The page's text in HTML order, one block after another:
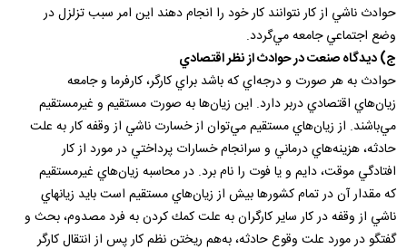
حوادث‌ ناشي‌ از كار نتوانند كار خود را انجام‌ دهند اين‌ امر سبب‌ تزلزل‌ در
وضع‌ اجتماعي‌ جامعه‌ مي‌گردد.
ج) دیدگاه صنعت در حوادث از نظر اقتصادي‌
حوادث‌ به‌ هر صورت‌ و درجه‌اي‌ كه‌ باشد براي‌ كارگر، كارفرما و جامعه‌
زيان‌هاي‌ اقتصادي‌ دربر دارد. اين‌ زيان‌ها به‌ صورت‌ مستقيم‌ و غيرمستقيم‌
مي‌باشند. از زيان‌هاي‌ مستقيم‌ مي‌توان‌ از خسارت‌ ناشي‌ از وقفه‌ كار به‌ علت‌
حادثه‌، هزينه‌هاي‌ درماني‌ و سرانجام‌ خسارات‌ پرداختي‌ در مورد از كار
افتادگي‌ موقت‌، دايم‌ و يا فوت‌ را نام‌ برد. در محاسبه‌ زيان‌هاي‌ غيرمستقيم‌
كه‌ مقدار آن‌ در تمام‌ كشورها بيش‌ از زيان‌هاي‌ مستقيم‌ است‌ بايد زيانهاي‌
ناشي‌ از وقفه‌ در كار ساير كارگران‌ به‌ علت‌ كمك‌ كردن‌ به‌ فرد مصدوم‌، بحث‌ و
گفتگو در مورد علت‌ وقوع‌ حادثه‌، به‌هم‌ ريختن‌ نظم‌ كار پس‌ از انتقال‌ كارگر